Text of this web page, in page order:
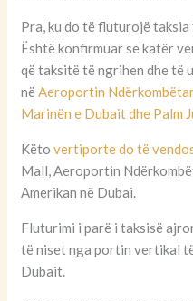
Pra, ku do të fluturojë
Është konfirmuar se katër
që taksitë të ngrihen dhe të
nëAeroportin
Marinën e Dubait dhe Palm
Këtovertiporte do të
Mall, Aeroportin
Amerikan në Dubai.
Fluturimi i parë i taksisë
të niset nga portin vertikal
Dubait.